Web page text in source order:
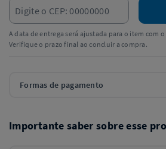
A data de entrega será ajustada para o item com
Verifique o prazo final ao concluir a compra.
Formas de pagamento
Importante saber sobre esse